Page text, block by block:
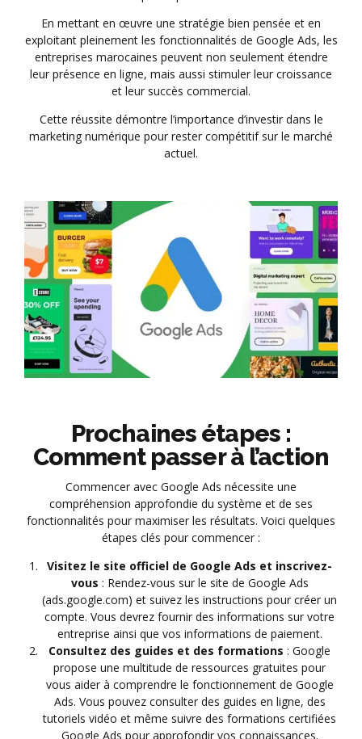
En mettant en œuvre une stratégie bien pensée et en
exploitant pleinement les fonctionnalités de Google Ads, les
entreprises marocaines peuvent non seulement étendre
leur présence en ligne, mais aussi stimuler leur croissance
et leur succès commercial.
Cette réussite démontre l’importance d’investir dans le
marketing numérique pour rester compétitif sur le marché
actuel.
Prochaines étapes :
Comment passer à l’action
Commencer avec Google Ads nécessite une
compréhension approfondie du système et de ses
fonctionnalités pour maximiser les résultats. Voici quelques
étapes clés pour commencer :
Visitez le site officiel de Google Ads et inscrivez-
vous : Rendez-vous sur le site de Google Ads
(ads.google.com) et suivez les instructions pour créer un
compte. Vous devrez fournir des informations sur votre
entreprise ainsi que vos informations de paiement.
Consultez des guides et des formations : Google
propose une multitude de ressources gratuites pour
vous aider à comprendre le fonctionnement de Google
Ads. Vous pouvez consulter des guides en ligne, des
tutoriels vidéo et même suivre des formations certifiées
Google Ads pour approfondir vos connaissances.